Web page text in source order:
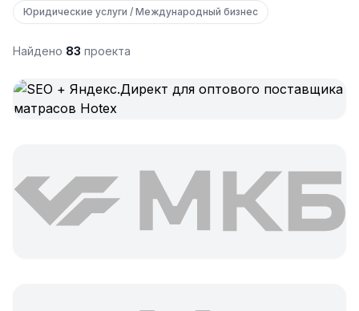
Реклама в Instagram
Настройка магазина
Интеграции
Юридические услуги / Международный бизнес
Найдено 83 проекта